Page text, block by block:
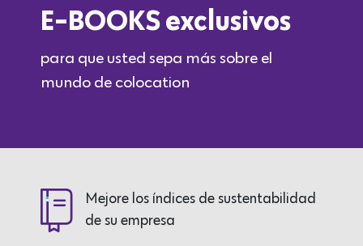
E-BOOKS exclusivos
para que usted sepa más sobre el
mundo de colocation
Mejore los índices de sustentabilidad
de su empresa